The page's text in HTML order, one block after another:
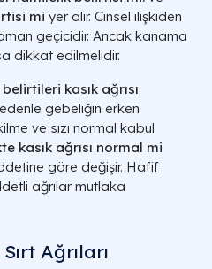
mi yer alır. Cinsel ilişkiden
geçicidir. Ancak kanama
dikkat edilmelidir.
kasık ağrısı
gebeliğin erken
ve sızı normal kabul
kasık ağrısı normal mi
göre değişir. Hafif
ağrılar mutlaka
Ağrıları